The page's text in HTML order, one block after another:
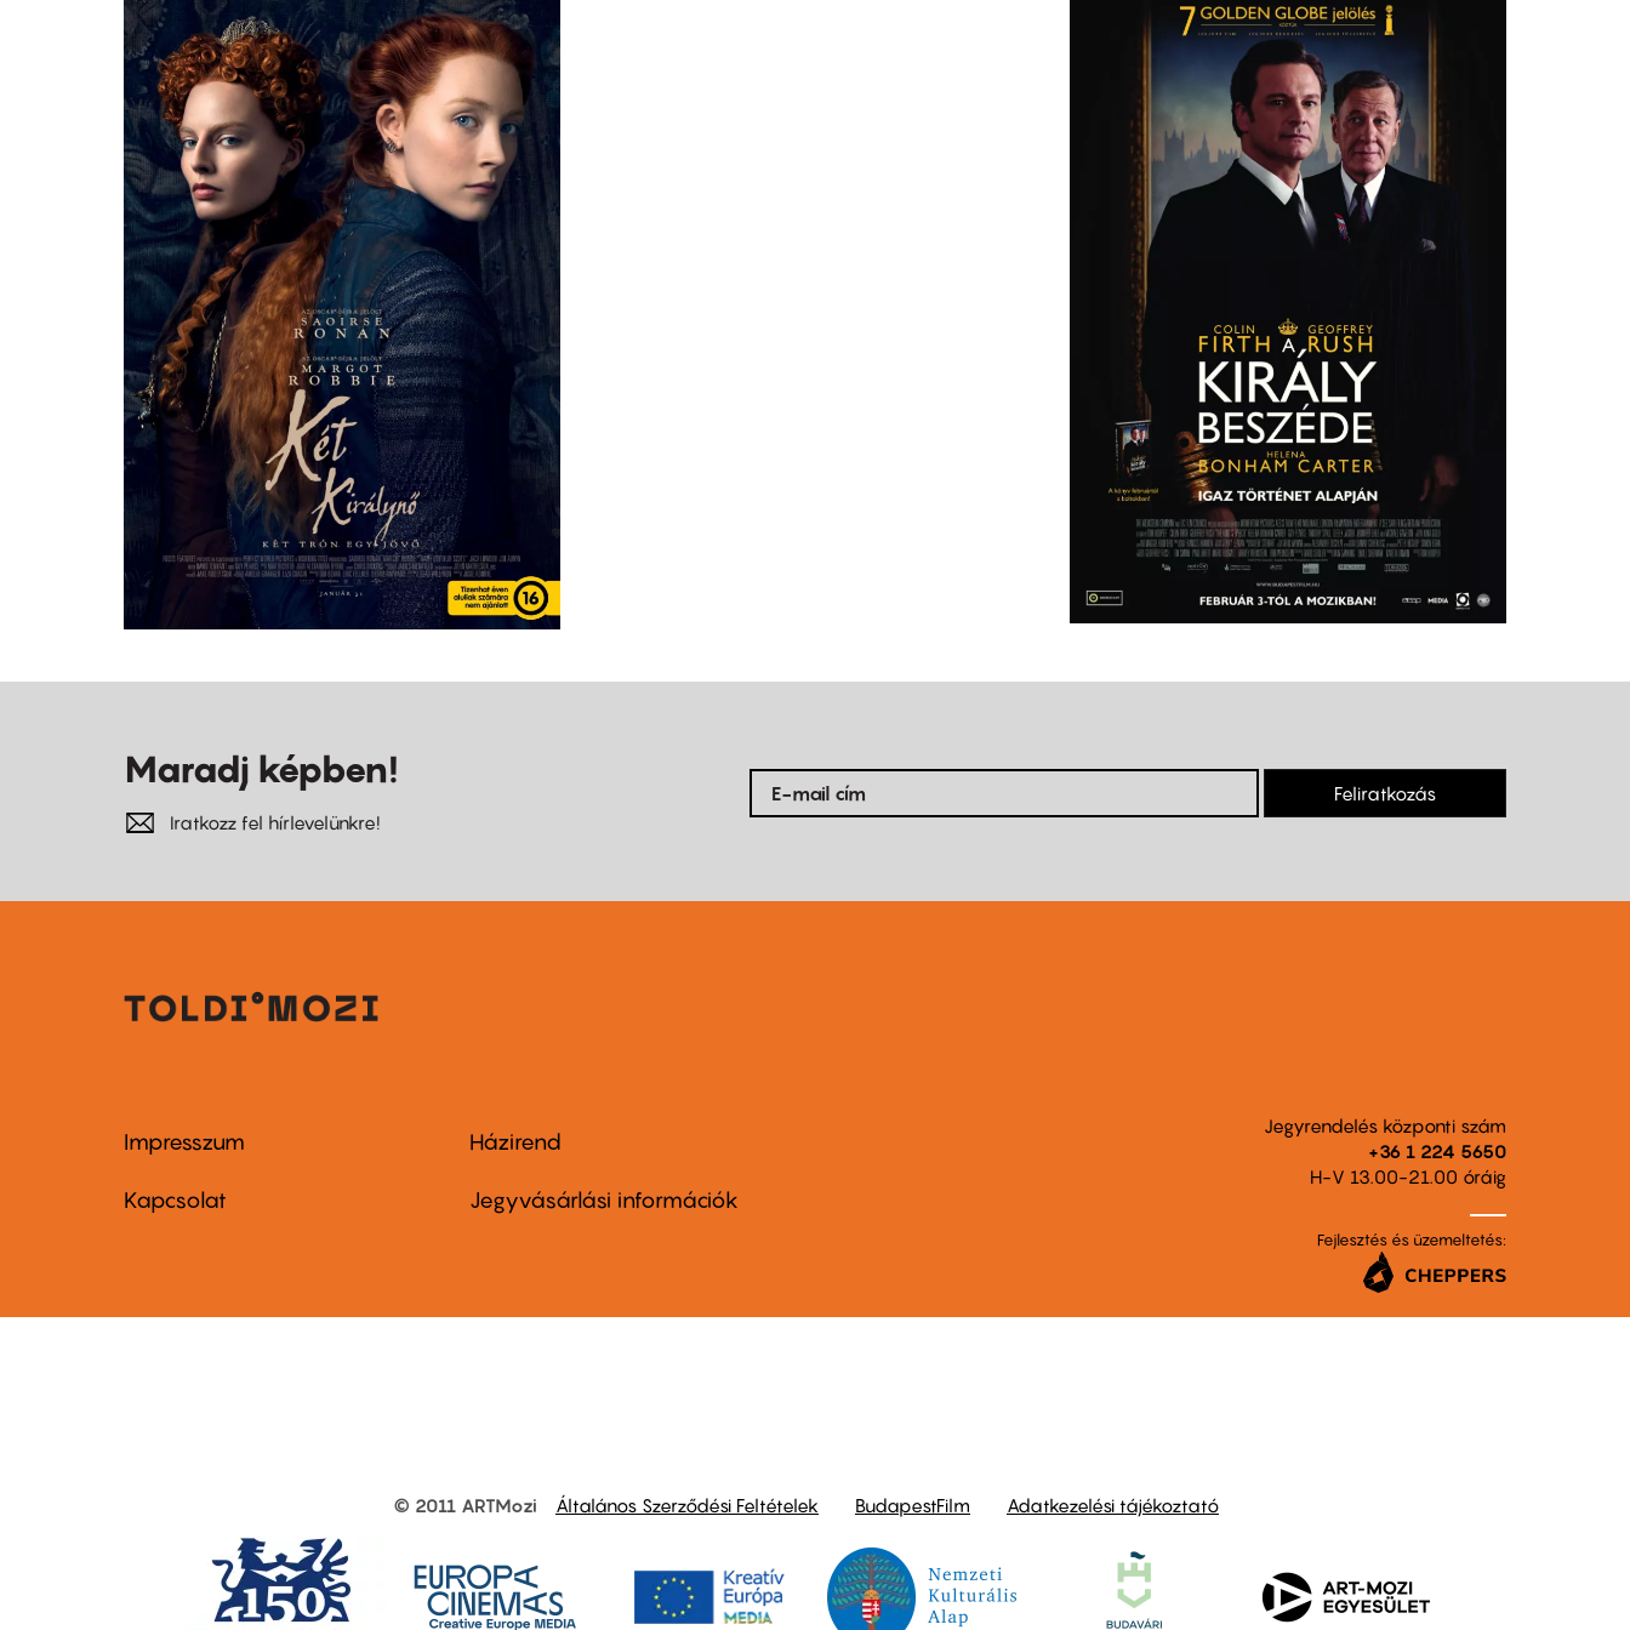
Maradj képben!
Iratkozz fel hírlevelünkre!
Feliratkozás
Footer
menu
Impresszum
Kapcsolat
Footer
menu
Házirend
Jegyvásárlási információk
Jegyrendelés központi szám
+36 1 224 5650
H-V 13.00-21.00 óráig
Fejlesztés és üzemeltetés:
other
© 2011 ARTMozi Általános Szerződési Feltételek BudapestFilm Adatkezelési tájékoztató